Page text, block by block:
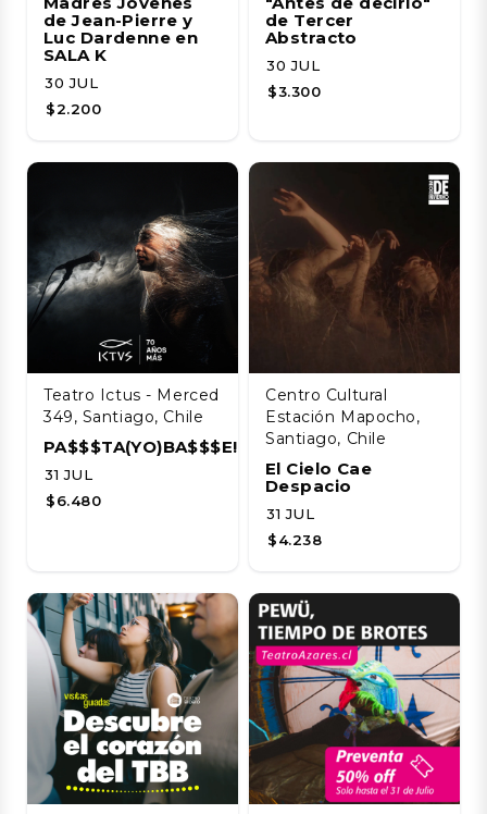
de Jean-Pierre y
Luc Dardenne en
SALA K
30 JUL
$2.200
de Tercer
Abstracto
30 JUL
$3.300
Teatro Ictus - Merced
349, Santiago, Chile
PA$$$TA(YO)BA$$$E!!!!
31 JUL
$6.480
Centro Cultural
Estación Mapocho,
Santiago, Chile
El Cielo Cae
Despacio
31 JUL
$4.238